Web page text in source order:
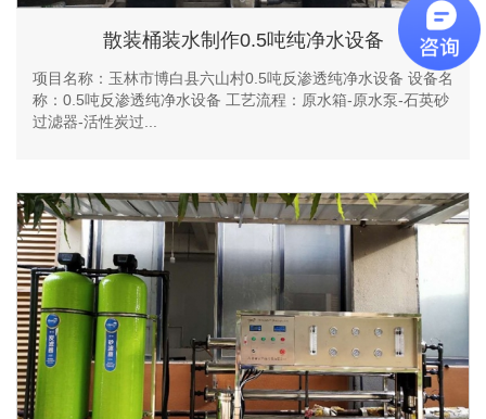
散装桶装水制作0.5吨纯净水设备
项目名称：玉林市博白县六山村0.5吨反渗透纯净水设备 设备名
称：0.5吨反渗透纯净水设备 工艺流程：原水箱-原水泵-石英砂
过滤器-活性炭过...